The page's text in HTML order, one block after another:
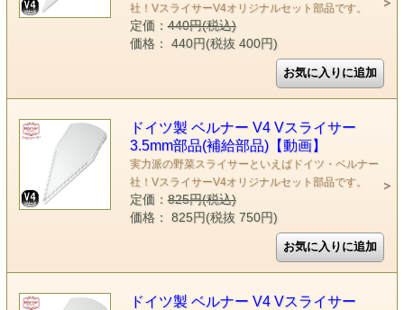
社！VスライサーV4オリジナルセット部品です。
定価：440円(税込)
価格： 440円(税抜 400円)
ドイツ製 ベルナー V4 Vスライサー
3.5mm部品(補給部品)【動画】
実力派の野菜スライサーといえばドイツ・ベルナー
社！VスライサーV4オリジナルセット部品です。
定価：825円(税込)
価格： 825円(税抜 750円)
ドイツ製 ベルナー V4 Vスライサー